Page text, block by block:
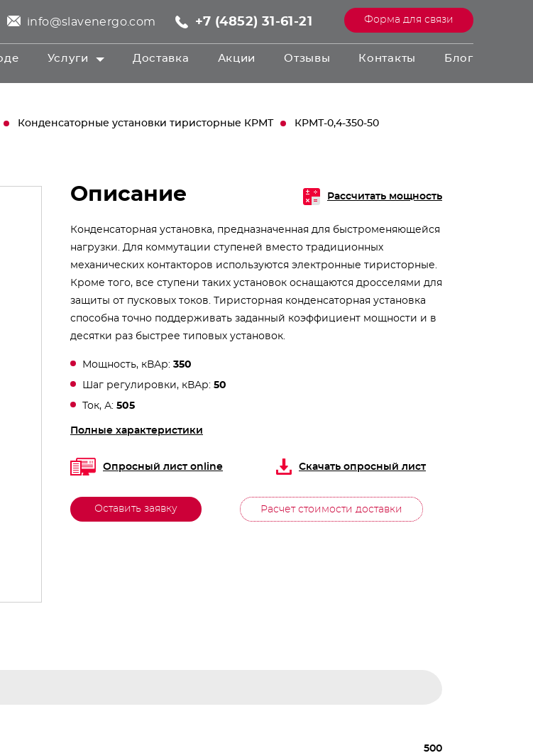
Форма для связи
info@slavenergo.com +7 (4852) 31-61-21
Услуги Доставка Акции Отзывы Контакты Блог
Конденсаторные установки тиристорные КРМТ КРМТ-0,4-350-50
Описание Рассчитать мощность
Конденсаторная установка, предназначенная для быстроменяющейся
нагрузки. Для коммутации ступеней вместо традиционных
механических контакторов используются электронные тиристорные.
Кроме того, все ступени таких установок оснащаются дросселями для
защиты от пусковых токов. Тиристорная конденсаторная установка
способна точно поддерживать заданный коэффициент мощности и в
десятки раз быстрее типовых установок.
Мощность, кВАр: 350
Шаг регулировки, кВАр: 50
Ток, А: 505
Полные характеристики
Опросный лист online Скачать опросный лист
Оставить заявку Расчет стоимости доставки
500